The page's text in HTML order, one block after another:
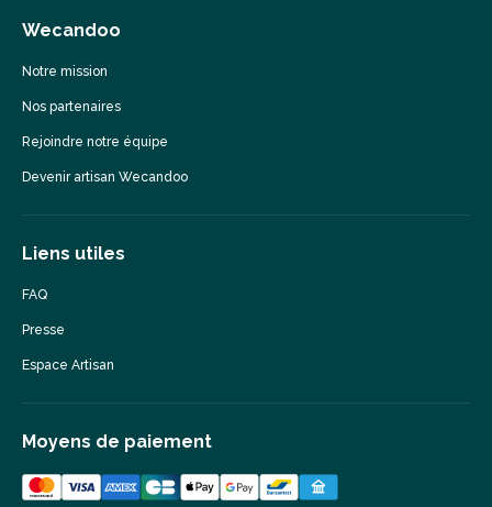
Wecandoo
Notre mission
Nos partenaires
Rejoindre notre équipe
Devenir artisan Wecandoo
Liens utiles
FAQ
Presse
Espace Artisan
Moyens de paiement